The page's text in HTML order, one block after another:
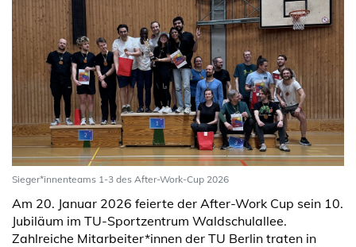
Sieger*innenteams 1-3 des After-Work-Cup 2026
Am 20. Januar 2026 feierte der After-Work Cup sein 10.
Jubiläum im TU-Sportzentrum Waldschulallee.
Zahlreiche Mitarbeiter*innen der TU Berlin traten in